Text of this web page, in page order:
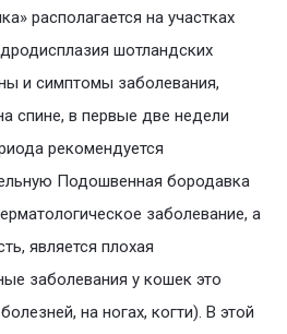
располагается на участках
шотландских
и симптомы заболевания,
спине, в первые две недели
рекомендуется
Подошвенная бородавка
заболевание, а
является плохая
заболевания у кошек это
на ногах, когти). В этой